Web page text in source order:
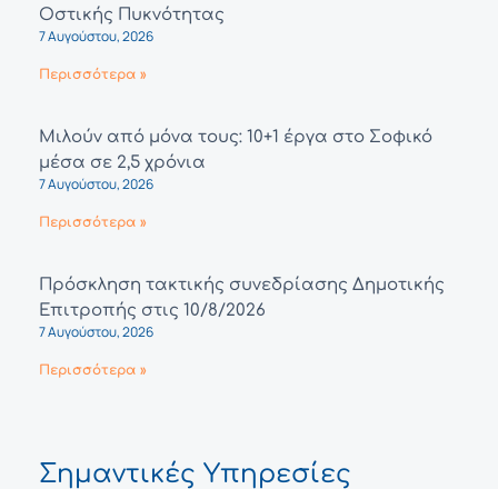
Οστικής Πυκνότητας
7 Αυγούστου, 2026
Περισσότερα »
Μιλούν από μόνα τους: 10+1 έργα στο Σοφικό
μέσα σε 2,5 χρόνια
7 Αυγούστου, 2026
Περισσότερα »
Πρόσκληση τακτικής συνεδρίασης Δημοτικής
Επιτροπής στις 10/8/2026
7 Αυγούστου, 2026
Περισσότερα »
Σημαντικές Υπηρεσίες